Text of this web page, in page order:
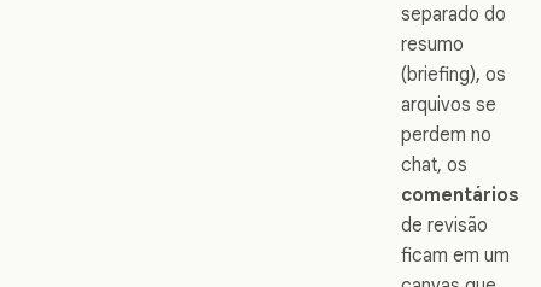
separado do
resumo
(briefing), os
arquivos se
perdem no
chat, os
comentários
de revisão
ficam em um